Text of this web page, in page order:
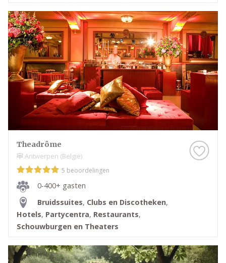
Theadrôme
Antwerpen (België)
5 beoordelingen
0-400+ gasten
Bruidssuites, Clubs en Discotheken,
Hotels, Partycentra, Restaurants,
Schouwburgen en Theaters